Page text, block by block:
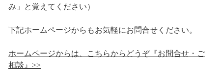
み」と覚えてください）
下記ホームページからもお気軽にお問合せください。
ホームページからは、こちらからどうぞ『お問合せ・ご
相談』>>